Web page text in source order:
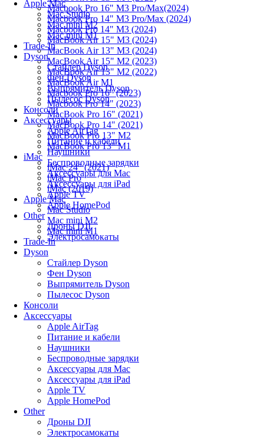
Apple Mac
Mac Studio
Mac mini M2
Mac mini M1
Trade-In
Dyson
Стайлер Dyson
Фен Dyson
Выпрямитель Dyson
Пылесос Dyson
Консоли
Аксессуары
Apple AirTag
Питание и кабели
Наушники
Беспроводные зарядки
Аксессуары для Mac
Аксессуары для iPad
Apple TV
Apple HomePod
Other
Дроны DJI
Электросамокаты
Macbook Pro 16" M3 Pro/Max(2024)
Macbook Pro 14" M3 Pro/Max (2024)
Macbook Pro 14" M3 (2024)
MacBook Air 15" M3 (2024)
MacBook Air 13" M3 (2024)
MacBook Air 15" M2 (2023)
MacBook Air 13" M2 (2022)
MacBook Air M1
Macbook Pro 16" (2023)
Macbook Pro 14" (2023)
MacBook Pro 16" (2021)
MacBook Pro 14" (2021)
MacBook Pro 13" M2
MacBook Pro 13" M1
iMac
iMac 24" (2021)
iMac Pro
iMac (2019)
Apple Mac
Mac Studio
Mac mini M2
Mac mini M1
Trade-In
Dyson
Стайлер Dyson
Фен Dyson
Выпрямитель Dyson
Пылесос Dyson
Консоли
Аксессуары
Apple AirTag
Питание и кабели
Наушники
Беспроводные зарядки
Аксессуары для Mac
Аксессуары для iPad
Apple TV
Apple HomePod
Other
Дроны DJI
Электросамокаты